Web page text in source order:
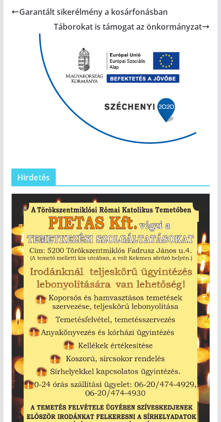
Garantált sikerélmény a kosárfonásban
Táborokat is támogat az önkormányzat
Hirdetés